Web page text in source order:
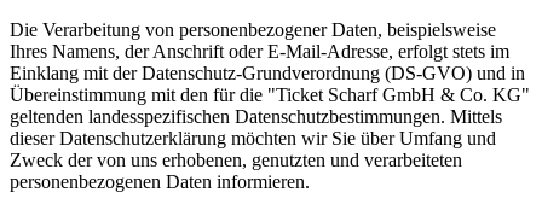
Die Verarbeitung von personenbezogener Daten, beispielsweise
Ihres Namens, der Anschrift oder E-Mail-Adresse, erfolgt stets im
Einklang mit der Datenschutz-Grundverordnung (DS-GVO) und in
Übereinstimmung mit den für die "Ticket Scharf GmbH & Co. KG"
geltenden landesspezifischen Datenschutzbestimmungen. Mittels
dieser Datenschutzerklärung möchten wir Sie über Umfang und
Zweck der von uns erhobenen, genutzten und verarbeiteten
personenbezogenen Daten informieren.